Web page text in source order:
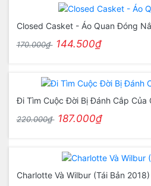
Closed Casket - Áo Quan Đóng
170.000₫ 144.500₫
Đi Tìm Cuộc Đời Bị Đánh Cắp Của
220.000₫ 187.000₫
Charlotte Và Wilbur (Tái Bản 2018)